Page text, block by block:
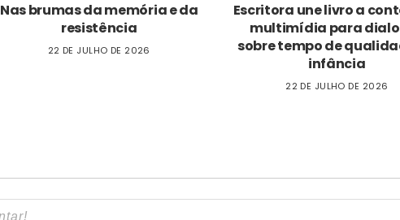
Nas brumas da memória e da
resistência
22 DE JULHO DE 2026
Escritora une livro a
multimídia para
sobre tempo de
infância
22 DE JULHO DE 2026